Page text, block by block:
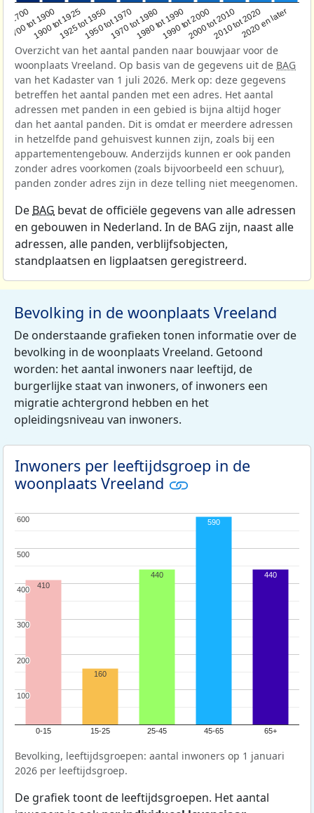
1700
1700 tot 1900
1900 tot 19251925 tot 19501950 tot 19701970 tot 19801980 tot 19901990 tot 20002000 tot 20102010 tot 20202020 en later
Overzicht van het aantal panden naar bouwjaar voor de
woonplaats Vreeland. Op basis van de gegevens uit de BAG
van het Kadaster van 1 juli 2026. Merk op: deze gegevens
betreffen het aantal panden met een adres. Het aantal
adressen met panden in een gebied is bijna altijd hoger
dan het aantal panden. Dit is omdat er meerdere adressen
in hetzelfde pand gehuisvest kunnen zijn, zoals bij een
appartementengebouw. Anderzijds kunnen er ook panden
zonder adres voorkomen (zoals bijvoorbeeld een schuur),
panden zonder adres zijn in deze telling niet meegenomen.
De BAG bevat de officiële gegevens van alle adressen
en gebouwen in Nederland. In de BAG zijn, naast alle
adressen, alle panden, verblijfsobjecten,
standplaatsen en ligplaatsen geregistreerd.
Bevolking in de woonplaats Vreeland
De onderstaande grafieken tonen informatie over de
bevolking in de woonplaats Vreeland. Getoond
worden: het aantal inwoners naar leeftijd, de
burgerlijke staat van inwoners, of inwoners een
migratie achtergrond hebben en het
opleidingsniveau van inwoners.
Inwoners per leeftijdsgroep in de
woonplaats Vreeland
0-15 15-25 25-45 45-65 65+
100
100
200
200
300
300
400
400
500
500
600
600
410
160
440
590
440
Bevolking, leeftijdsgroepen: aantal inwoners op 1 januari
2026 per leeftijdsgroep.
De grafiek toont de leeftijdsgroepen. Het aantal